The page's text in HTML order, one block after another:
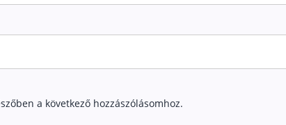
a következő hozzászólásomhoz.